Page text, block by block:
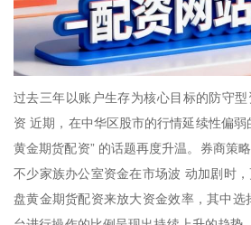
过去三年以账户生存为核心目标的防守
资 近期，在中华区股市的行情延续性偏弱
黄金期货配资” 的话题再度升温。券商策
不少家族办公室资金在市场波 动加剧时
盘黄金期货配资来放大资金效率，其中